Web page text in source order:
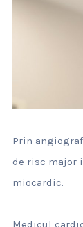
Prin
de risc major
miocardic.
Medicul